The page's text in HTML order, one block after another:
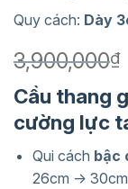
Quy cách: Dày
3,900,000₫
Cầu thang
cường lực
Qui cách bậc
26cm ->